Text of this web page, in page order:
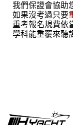
我們保證會協助
如果沒考過只要
重考報名規費依
學科能重覆來聽